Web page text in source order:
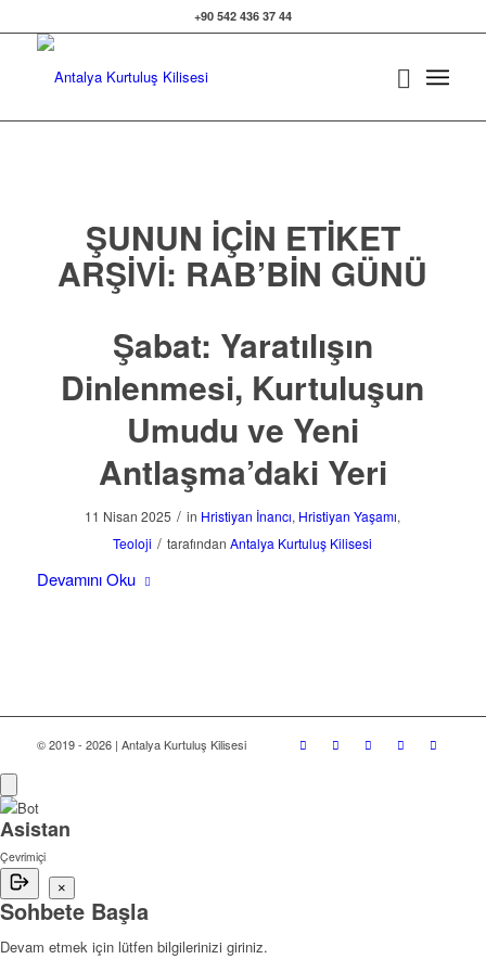
+90 542 436 37 44
ŞUNUN IÇIN ETIKET
ARŞIVI: RAB’BIN GÜNÜ
Şabat: Yaratılışın
Dinlenmesi, Kurtuluşun
Umudu ve Yeni
Antlaşma’daki Yeri
11 Nisan 2025 / in Hristiyan İnancı, Hristiyan Yaşamı,
Teoloji / tarafındanAntalya Kurtuluş Kilisesi
Devamını Oku
© 2019 - 2026 | Antalya Kurtuluş Kilisesi
Asistan
Çevrimiçi
×
Sohbete Başla
Devam etmek için lütfen bilgilerinizi giriniz.